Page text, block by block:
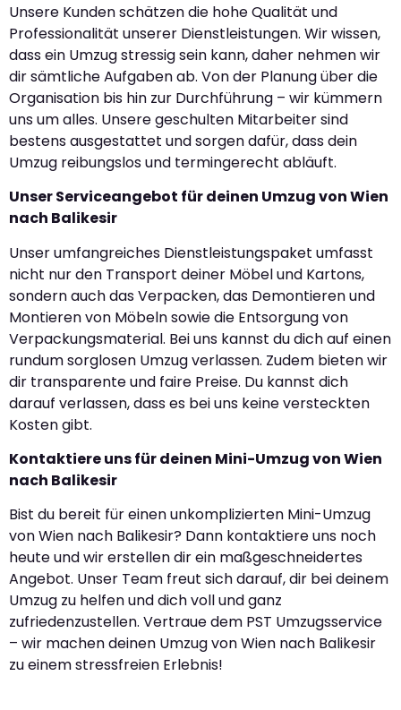
Unsere Kunden schätzen die hohe Qualität und
Professionalität unserer Dienstleistungen. Wir wissen,
dass ein Umzug stressig sein kann, daher nehmen wir
dir sämtliche Aufgaben ab. Von der Planung über die
Organisation bis hin zur Durchführung – wir kümmern
uns um alles. Unsere geschulten Mitarbeiter sind
bestens ausgestattet und sorgen dafür, dass dein
Umzug reibungslos und termingerecht abläuft.
Unser Serviceangebot für deinen Umzug von Wien
nach Balikesir
Unser umfangreiches Dienstleistungspaket umfasst
nicht nur den Transport deiner Möbel und Kartons,
sondern auch das Verpacken, das Demontieren und
Montieren von Möbeln sowie die Entsorgung von
Verpackungsmaterial. Bei uns kannst du dich auf einen
rundum sorglosen Umzug verlassen. Zudem bieten wir
dir transparente und faire Preise. Du kannst dich
darauf verlassen, dass es bei uns keine versteckten
Kosten gibt.
Kontaktiere uns für deinen Mini-Umzug von Wien
nach Balikesir
Bist du bereit für einen unkomplizierten Mini-Umzug
von Wien nach Balikesir? Dann kontaktiere uns noch
heute und wir erstellen dir ein maßgeschneidertes
Angebot. Unser Team freut sich darauf, dir bei deinem
Umzug zu helfen und dich voll und ganz
zufriedenzustellen. Vertraue dem PST Umzugsservice
– wir machen deinen Umzug von Wien nach Balikesir
zu einem stressfreien Erlebnis!